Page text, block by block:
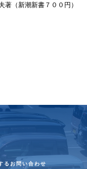
著（新潮新書７００円）
るお問い合わせ